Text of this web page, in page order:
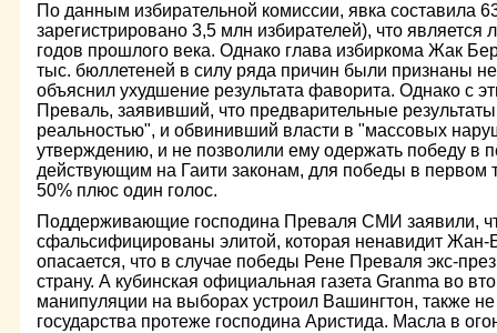
По данным избирательной комиссии, явка составила
зарегистрировано 3,5 млн избирателей), что является
годов прошлого века. Однако глава избиркома Жак
тыс. бюллетеней в силу ряда причин были признаны
объяснил ухудшение результата фаворита. Однако с
Преваль, заявивший, что предварительные
реальностью", и обвинивший власти в "массовых
утверждению, и не позволили ему одержать победу в
действующим на Гаити законам, для победы в первом
50% плюс один голос.
Поддерживающие господина Преваля СМИ заявили,
сфальсифицированы элитой, которая ненавидит Жан-
опасается, что в случае победы Рене Преваля экс-
страну. А кубинская официальная газета Granma во
манипуляции на выборах устроил Вашингтон, также
государства протеже господина Аристида. Масла в